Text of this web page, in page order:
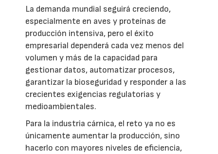
La demanda mundial seguirá creciendo,
especialmente en aves y proteínas de
producción intensiva, pero el éxito
empresarial dependerá cada vez menos del
volumen y más de la capacidad para
gestionar datos, automatizar procesos,
garantizar la bioseguridad y responder a las
crecientes exigencias regulatorias y
medioambientales.
Para la industria cárnica, el reto ya no es
únicamente aumentar la producción, sino
hacerlo con mayores niveles de eficiencia,